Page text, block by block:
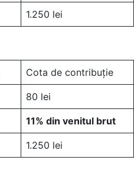
1.250 lei
Cota de contribuţie
80 lei
11% din venitul brut
1.250 lei